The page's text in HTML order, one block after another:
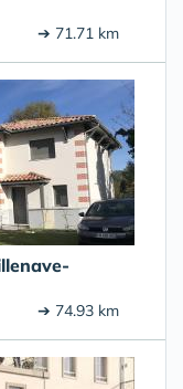
➔ 71.71 km
➔ 74.93 km